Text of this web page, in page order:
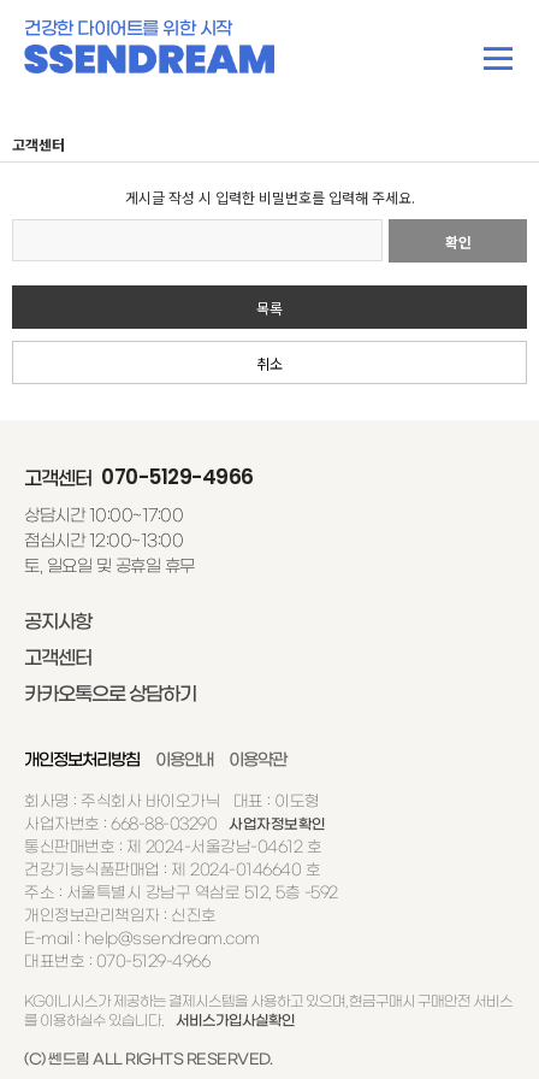
건강한 다이어트를 위한 시작
고객센터
게시글 작성 시 입력한 비밀번호를 입력해 주세요.
확인
목록
취소
고객센터 070-5129-4966
상담시간 10:00~17:00
점심시간 12:00~13:00
토, 일요일 및 공휴일 휴무
공지사항
고객센터
카카오톡으로 상담하기
개인정보처리방침 이용안내 이용약관
회사명 : 주식회사 바이오가닉 대표 : 이도형
사업자번호 : 668-88-03290
사업자정보확인
통신판매번호 : 제 2024-서울강남-04612 호
건강기능식품판매업 : 제 2024-0146640 호
주소 : 서울특별시 강남구 역삼로 512, 5층 -592
개인정보관리책임자 : 신진호
E-mail : help@ssendream.com
대표번호 : 070-5129-4966
KG이니시스가 제공하는 결제시스템을 사용하고 있으며, 현금구매시 구매안전 서비스
를 이용하실수 있습니다.
서비스가입사실확인
(C) 쎈드림 ALL RIGHTS RESERVED.